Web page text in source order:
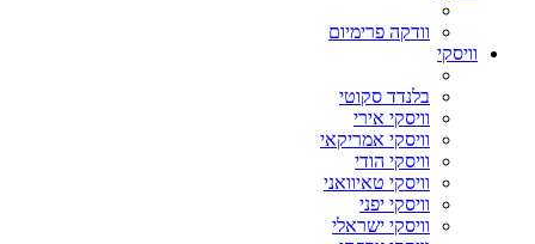
וודקה פרימיום
וויסקי
בלנדד סקוטי
וויסקי אירי
וויסקי אמריקאי
וויסקי הודי
וויסקי טאיוואני
וויסקי יפני
וויסקי ישראלי